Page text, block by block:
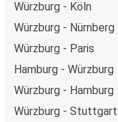
Würzburg - Köln
Würzburg - Nürnberg
Würzburg - Paris
Hamburg - Würzburg
Würzburg - Hamburg
Würzburg - Stuttgart